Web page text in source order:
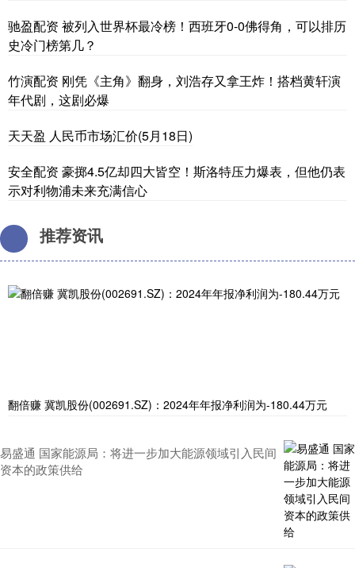
驰盈配资 被列入世界杯最冷榜！西班牙0-0佛得角，可以排历
史冷门榜第几？
竹演配资 刚凭《主角》翻身，刘浩存又拿王炸！搭档黄轩演
年代剧，这剧必爆
天天盈 人民币市场汇价(5月18日)
安全配资 豪掷4.5亿却四大皆空！斯洛特压力爆表，但他仍表
示对利物浦未来充满信心
推荐资讯
翻倍赚 冀凯股份(002691.SZ)：2024年年报净利润为-180.44万元
易盛通 国家能源局：将进一步加大能源领域引入民间
资本的政策供给